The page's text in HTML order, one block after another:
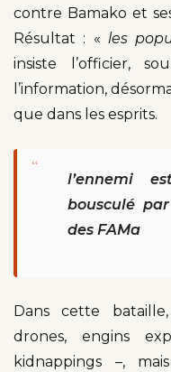
contre Bamako et
Résultat : « les
insiste l’officier,
l’information,
que dans les esprits.
“
l’ennemi
bousculé
des FAMa
Dans cette
drones, engins
kidnappings –,